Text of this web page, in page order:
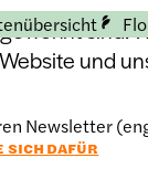
sind.
und
Newsletter
SICH DAFÜR